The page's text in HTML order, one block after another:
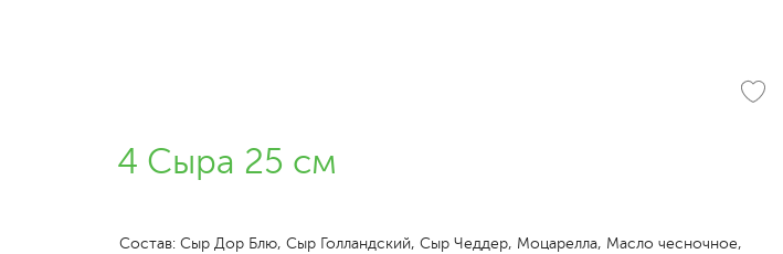
4 Сыра 25 см
Состав: Сыр Дор Блю, Сыр Голландский, Сыр Чеддер, Моцарелла, Масло чесночное,